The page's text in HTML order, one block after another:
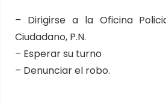
– Dirigirse a la Oficina
Ciudadano, P.N.
– Esperar su turno
– Denunciar el robo.